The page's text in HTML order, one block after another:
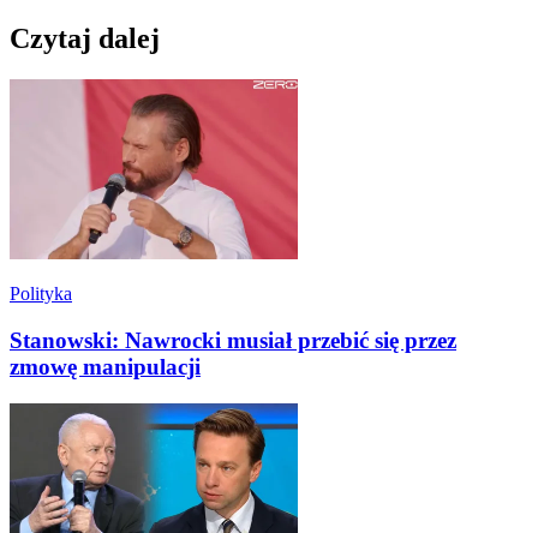
Czytaj dalej
Polityka
Stanowski: Nawrocki musiał przebić się przez
zmowę manipulacji